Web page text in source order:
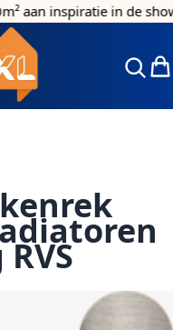
aan inspiratie in de